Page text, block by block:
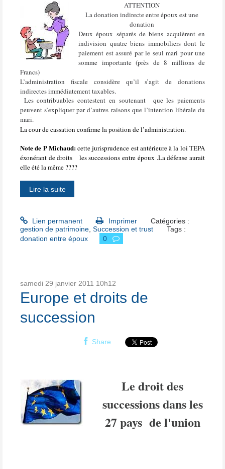
ATTENTION
La donation indirecte entre époux est une
donation
Deux époux séparés de biens acquièrent en
indivision quatre biens immobiliers dont le
paiement est assuré par le seul mari pour une
somme importante (près de 8 millions de
Francs)
L’administration fiscale considère qu’il s’agit de donations
indirectes immédiatement taxables.
Les contribuables contestent en soutenant que les paiements
peuvent s’expliquer par d’autres raisons que l’intention libérale du
mari.
La cour de cassation confirme la position de l’administration.
Note de P Michaud:cette jurisprudence est antérieure à la loi TEPA
éxonérant de droits les successions entre époux .La défense aurait
elle été la même ????
Lire la suite
Lien permanent Imprimer
Catégories :
gestion de patrimoine Succession et trust
Tags :
donation entre époux
0
samedi 29 janvier 2011 10h12
Europe et droits de
succession
Share
Le droit des
successions dans les
27 pays de l'union